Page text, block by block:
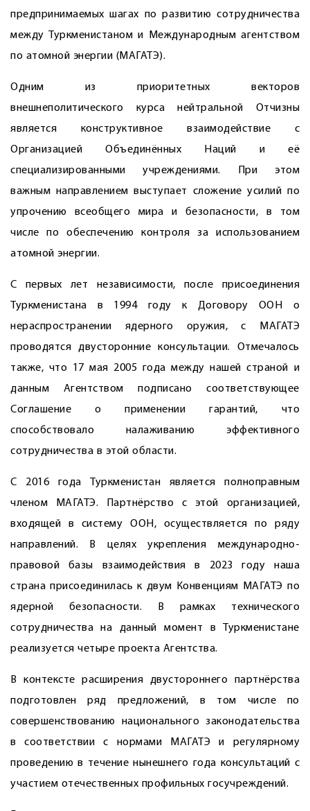
предпринимаемых шагах по развитию сотрудничества
между Туркменистаном и Международным агентством
по атомной энергии (МАГАТЭ).
Одним из приоритетных векторов
внешнеполитического курса нейтральной Отчизны
является конструктивное взаимодействие с
Организацией Объединённых Наций и её
специализированными учреждениями. При этом
важным направлением выступает сложение усилий по
упрочению всеобщего мира и безопасности, в том
числе по обес­печению контроля за использованием
атомной энергии.
С первых лет независимости, пос­ле присоединения
Туркменистана в 1994 году к Договору ООН о
нераспространении ядерного оружия, с МАГАТЭ
проводятся двусторонние консультации. Отмечалось
также, что 17 мая 2005 года между нашей страной и
данным Агентством подписано соответствующее
Соглашение о применении гарантий, что
способствовало налаживанию эффективного
сотрудничества в этой области.
С 2016 года Туркменистан является полноправным
членом МАГАТЭ. Партнёрство с этой организацией,
входящей в систему ООН, осуществ­ляется по ряду
направлений. В целях укрепления международно-
правовой базы взаи­модействия в 2023 году наша
страна присоединилась к двум Конвенциям МАГАТЭ по
ядерной безопасности. В рамках технического
сотрудничества на данный момент в Туркменистане
реализуется четыре проекта Агентства.
В контексте расширения двустороннего партнёрства
подготовлен ряд предложений, в том числе по
совершенствованию национального законодательства
в соответствии с нормами МАГАТЭ и регулярному
проведению в течение нынешнего года консультаций с
участием ­отечественных профильных госучреждений.